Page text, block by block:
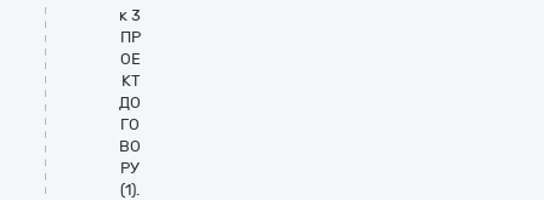
к 3
ПР
ОЕ
КТ
ДО
ГО
ВО
РУ
(1).